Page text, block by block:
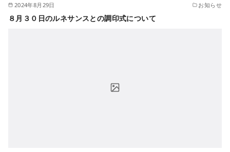
2024年8月29日 お知らせ
８月３０日のルネサンスとの調印式について